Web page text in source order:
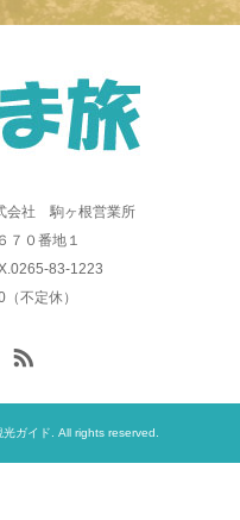
会社 駒ヶ根営業所
７０番地１
83-1223
不定休）
ガイド. All rights reserved.